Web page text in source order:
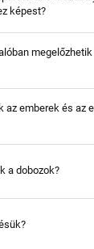
képest?
az emberek és az
a dobozok?